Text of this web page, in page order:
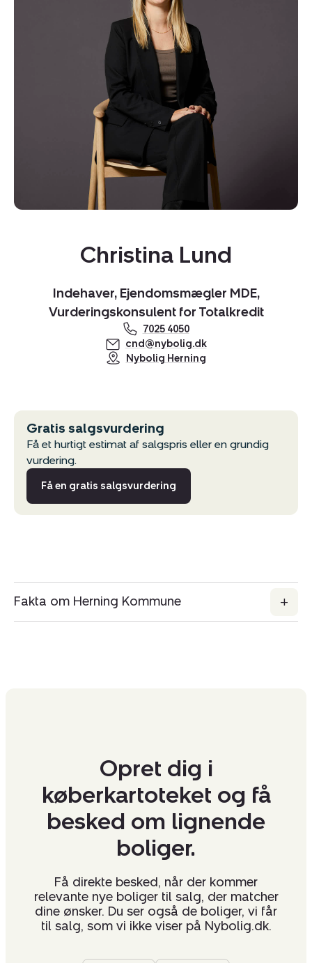
Christina Lund
Indehaver, Ejendomsmægler MDE,
Vurderingskonsulent for Totalkredit
7025 4050
cnd@nybolig.dk
Nybolig Herning
Gratis salgsvurdering
Få et hurtigt estimat af salgspris eller en grundig
vurdering.
Få en gratis salgsvurdering
Fakta om Herning Kommune
Opret dig i
køberkartoteket og få
besked om lignende
boliger.
Få direkte besked, når der kommer
relevante nye boliger til salg, der matcher
dine ønsker. Du ser også de boliger, vi får
til salg, som vi ikke viser på Nybolig.dk.
Kopier link